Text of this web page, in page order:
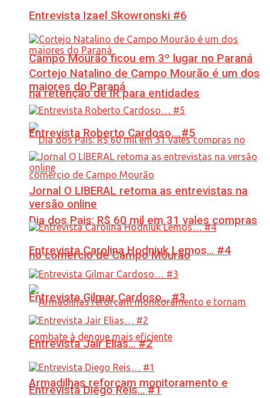
Campo Mourão ficou em 3º lugar no Paraná
na retenção de IR para entidades
Dia dos Pais: R$ 60 mil em 31 vales compras
no comércio de Campo Mourão
Armadilhas reforçam monitoramento e
Entrevista Izael Skowronski #6
Cortejo Natalino de Campo Mourão é um dos
maiores do Paraná
Entrevista Roberto Cardoso… #5
Jornal O LIBERAL retoma as entrevistas na
versão online
Entrevista Carolina Hodniuk Lemos… #4
Entrevista Gilmar Cardoso… #3
Entrevista Jair Elias… #2
Entrevista Diego Reis… #1